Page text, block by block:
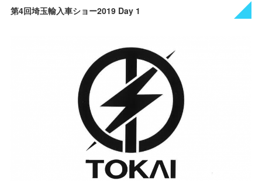
第4回埼玉輸入車ショー2019 Day 1